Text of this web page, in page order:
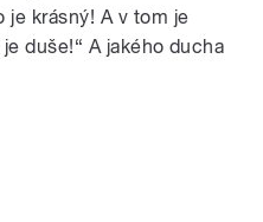
je krásný! A v tom je
duše!“ A jakého ducha